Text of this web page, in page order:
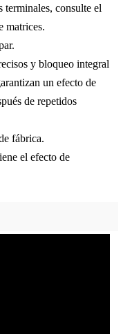
consulte el
matrices.
y bloqueo integral
un efecto de
de repetidos
fábrica.
el efecto de